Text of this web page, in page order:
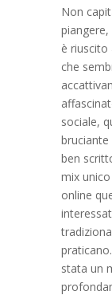
Non
è
che
sociale,
bruciante
ben
mix
online
stata un